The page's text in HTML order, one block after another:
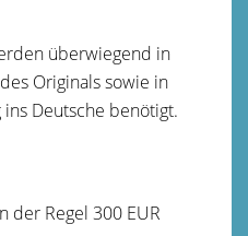
überwiegend in
Originals sowie in
Deutsche benötigt.
der Regel 300 EUR